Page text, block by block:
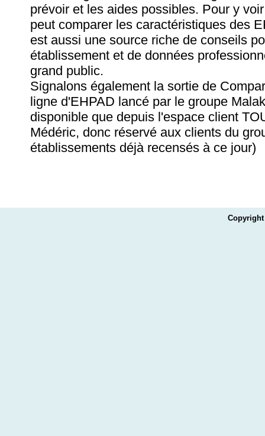
prévoir et les aides possibles. Pour y
peut comparer les caractéristiques des
est aussi une source riche de conseils
établissement et de données
grand public.
Signalons également la sortie de
ligne d'EHPAD lancé par le groupe
disponible que depuis l'espace client
Médéric, donc réservé aux clients du
établissements déjà recensés à ce jour)